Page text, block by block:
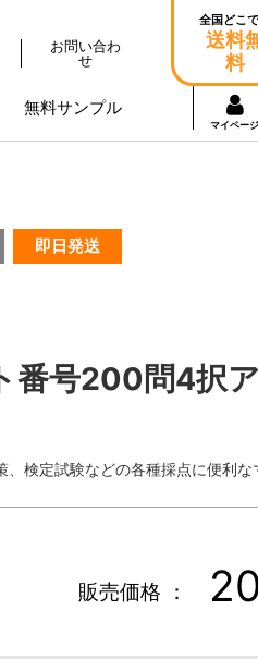
お問い合わ
せ
全国どこ
送料
料
無料サンプル
マイページ
即日発送
番号200問4択
検定試験などの各種採点に便利な
販売価格 ：